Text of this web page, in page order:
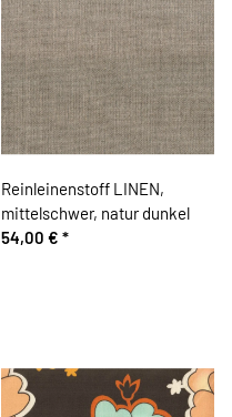
Reinleinenstoff LINEN,
mittelschwer, natur dunkel
54,00 € *